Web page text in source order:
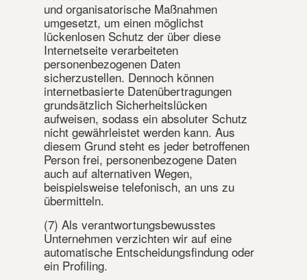
und organisatorische Maßnahmen
umgesetzt, um einen möglichst
lückenlosen Schutz der über diese
Internetseite verarbeiteten
personenbezogenen Daten
sicherzustellen. Dennoch können
internetbasierte Datenübertragungen
grundsätzlich Sicherheitslücken
aufweisen, sodass ein absoluter Schutz
nicht gewährleistet werden kann. Aus
diesem Grund steht es jeder betroffenen
Person frei, personenbezogene Daten
auch auf alternativen Wegen,
beispielsweise telefonisch, an uns zu
übermitteln.
(7) Als verantwortungsbewusstes
Unternehmen verzichten wir auf eine
automatische Entscheidungsfindung oder
ein Profiling.